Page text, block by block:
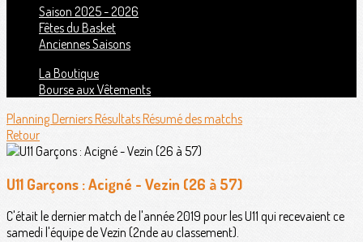
Saison 2025 - 2026
Fêtes du Basket
Anciennes Saisons
La Boutique
Bourse aux Vêtements
PlanningDerniers RésultatsRésumé des matchs
Retour
U11 Garçons : Acigné - Vezin (26 à 57)
C'était le dernier match de l'année 2019 pour les U11 qui recevaient ce
samedi l'équipe de Vezin (2nde au classement).